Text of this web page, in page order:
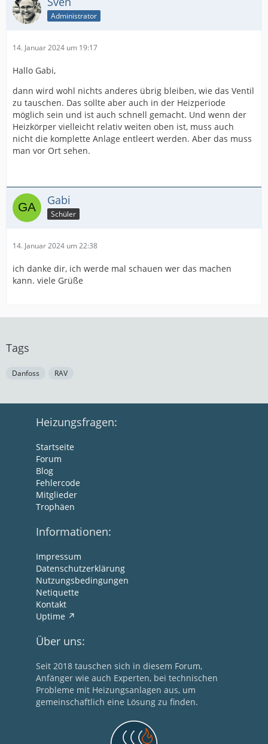
Administrator
14. Januar 2024 um 19:17
Hallo Gabi,
dann wird wohl nichts anderes übrig bleiben, wie das Ventil
zu tauschen. Das sollte aber auch in der Heizperiode
möglich sein und ist auch schnell gemacht. Und wenn der
Heizkörper vielleicht relativ weiten oben ist, muss auch
nicht die komplette Anlage entleert werden. Aber das muss
man vor Ort sehen.
Gabi
Schüler
14. Januar 2024 um 22:38
ich danke dir, ich werde mal schauen wer das machen
kann. viele Grüße
Tags
Danfoss RAV
Heizungsfragen:
Startseite
Forum
Blog
Fehlercode
Mitglieder
Trophäen
Informationen:
Impressum
Datenschutzerklärung
Nutzungsbedingungen
Netiquette
Kontakt
Uptime
Über uns:
Seit 2018 tauschen sich in diesem Forum,
Anfänger wie auch Experten, bei technischen
Probleme mit Heizungsanlagen aus, um
gemeinschaftlich eine Lösung zu finden.